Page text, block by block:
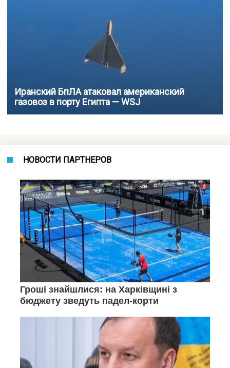
Иранский БпЛА атаковал американский
газовоз в порту Египта — WSJ
НОВОСТИ ПАРТНЕРОВ